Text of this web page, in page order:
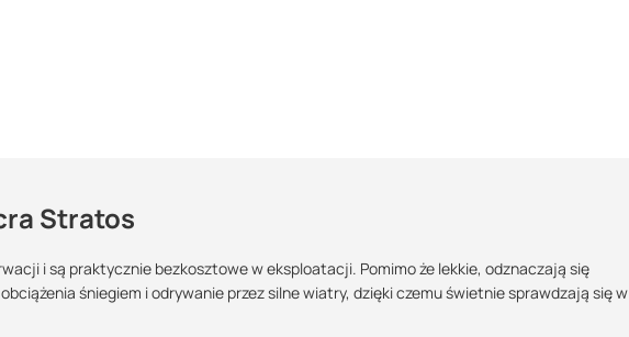
Stratos
i są praktycznie bezkosztowe w eksploatacji. Pomimo że lekkie, odznaczają się
śniegiem i odrywanie przez silne wiatry, dzięki czemu świetnie sprawdzają się w
Maszy pytania lub wątpliwości?